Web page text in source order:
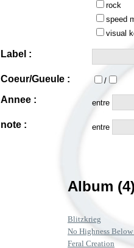
rock
speed
visual
Label :
Coeur/Gueule : /
Annee : entre
note : entre
Album (4)
Blitzkrieg
No Highness
Feral Creation